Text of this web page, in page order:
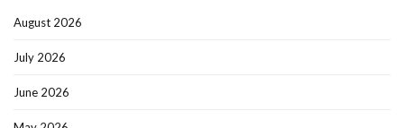
August 2026
July 2026
June 2026